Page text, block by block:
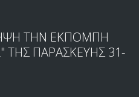
ΤΗΝ ΕΚΠΟΜΠΗ
ΤΗΣ ΠΑΡΑΣΚΕΥΗΣ 31-